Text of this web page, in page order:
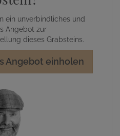
ein unverbindliches und
Angebot zur
dieses Grabsteins.
Angebot einholen